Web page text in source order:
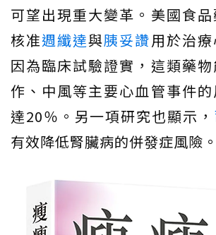
可望出現重大變革。美國食
核准週纖達與胰妥讚用於治
因為臨床試驗證實，這類藥
作、中風等主要心血管事件
達20％。另一項研究也顯示，
有效降低腎臟病的併發症風險。